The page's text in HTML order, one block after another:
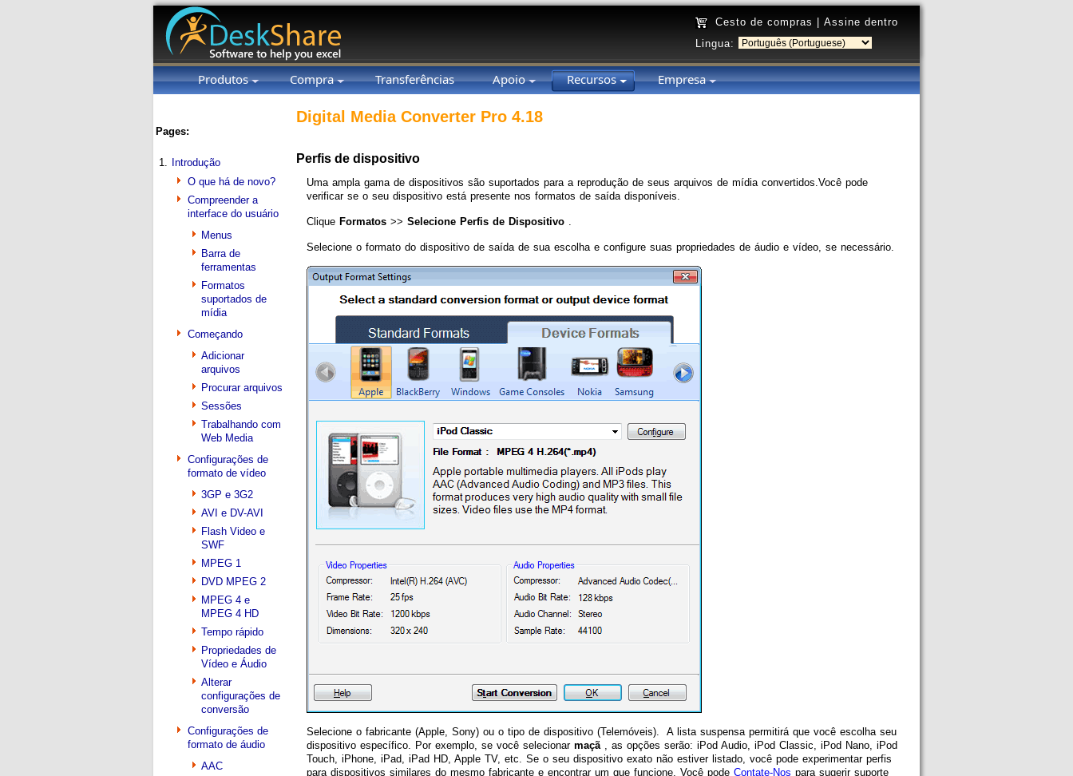
Cesto de compras
Assine dentro
Lingua:
Produtos Compra Transferências Apoio Recursos Empresa
Pages:
1.
Introdução
O que há de novo?
Compreender a
interface do usuário
Menus
Barra de
ferramentas
Formatos
suportados de
mídia
Começando
Adicionar
arquivos
Procurar arquivos
Sessões
Trabalhando com
Web Media
Configurações de
formato de vídeo
3GP e 3G2
AVI e DV-AVI
Flash Video e
SWF
MPEG 1
DVD MPEG 2
MPEG 4 e
MPEG 4 HD
Tempo rápido
Propriedades de
Vídeo e Áudio
Alterar
configurações de
conversão
Configurações de
formato de áudio
AAC
Digital Media Converter Pro 4.18
Perfis de dispositivo
Uma ampla gama de dispositivos são suportados para a reprodução de seus arquivos de mídia convertidos.Você pode
verificar se o seu dispositivo está presente nos formatos de saída disponíveis.
Clique Formatos >> Selecione Perfis de Dispositivo .
Selecione o formato do dispositivo de saída de sua escolha e configure suas propriedades de áudio e vídeo, se necessário.
Selecione o fabricante (Apple, Sony) ou o tipo de dispositivo (Telemóveis). A lista suspensa permitirá que você escolha seu
dispositivo específico. Por exemplo, se você selecionar maçã, as opções serão: iPod Audio, iPod Classic, iPod Nano, iPod
Touch, iPhone, iPad, iPad HD, Apple TV, etc. Se o seu dispositivo exato não estiver listado, você pode experimentar perfis
para dispositivos similares do mesmo fabricante e encontrar um que funcione. Você pode Contate-Nos para sugerir suporte